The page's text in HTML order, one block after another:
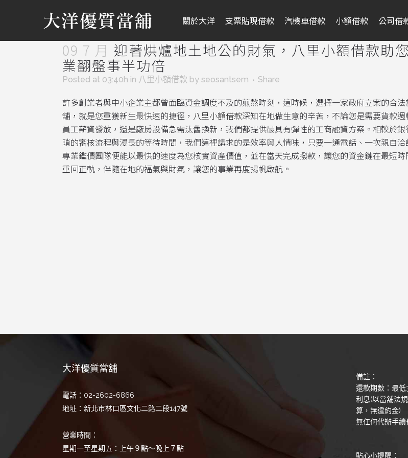
關於大洋 支票貼現借款 汽機車借款 小額借款 公司借
09 7 月 迎著烘爐地土地公的財氣，八里小額借款助
業翻盤事半功倍
Posted at 03:40h in 八里小額借款 by seosantsem Share
許多創業者與中小企業主都曾面臨資金調度不及的煎熬時刻，這時候，選擇一家政府立案的合法
舖，就是您重獲新生最快速的捷徑， 八里小額借款深知在地做生意的辛苦，不論您是需要貨款週
員工薪資發放，還是廠房設備急需汰舊換新，我們都提供最具有彈性的工商融資方案。相較於銀
瑣的審核流程與漫長的等待時間，我們這裡講求的是效率與人情味，只要一通電話、一次親自洽
專業鑑價團隊便能以最快的速度為您核實資產價值，並在當天完成撥款，讓您的資金鏈在最短時
重回正軌，伴隨在地的福氣與財氣，讓您的事業再度揚帆啟航。
大洋優質當舖
電話：02-2602-6866
地址：新北市林口區文化二路二段147號
營業時間：
星期一至星期五：上午９點～晚上７點
備註：
還款期數：最
利息(以當舖法
算，無違約金)
無任何代辦手
貼心小提醒：